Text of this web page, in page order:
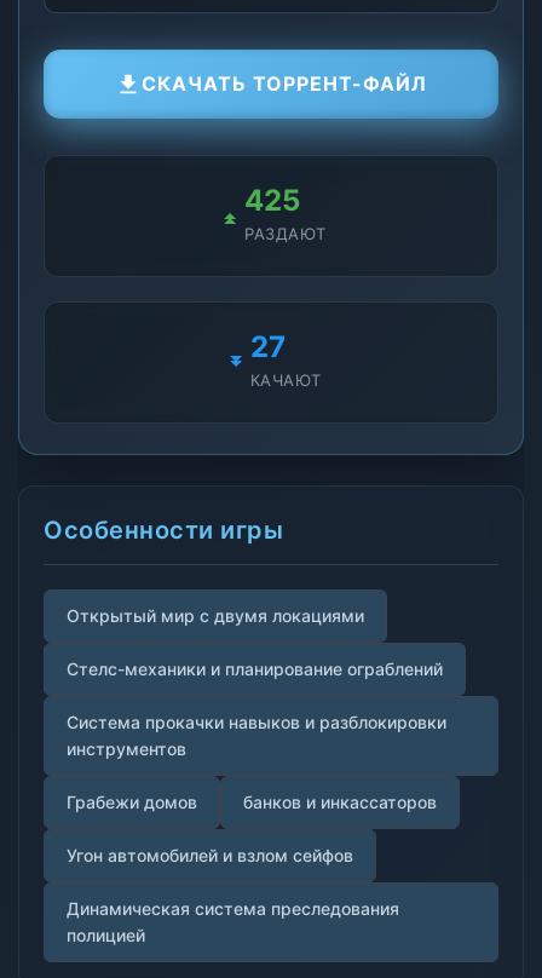
СКАЧАТЬ ТОРРЕНТ-ФАЙЛ
412
РАЗДАЮТ
26
КАЧАЮТ
Особенности игры
Открытый мир с двумя локациями
Стелс-механики и планирование ограблений
Система прокачки навыков и разблокировки
инструментов
Грабежи домов банков и инкассаторов
Угон автомобилей и взлом сейфов
Динамическая система преследования
полицией